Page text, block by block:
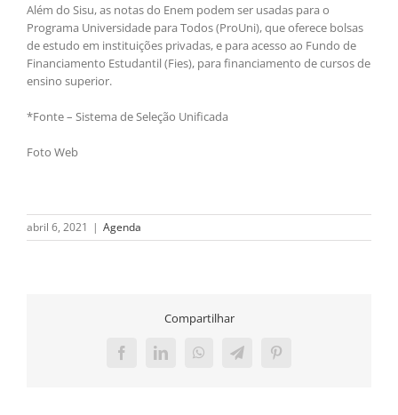
Além do Sisu, as notas do Enem podem ser usadas para o
Programa Universidade para Todos (ProUni), que oferece bolsas
de estudo em instituições privadas, e para acesso ao Fundo de
Financiamento Estudantil (Fies), para financiamento de cursos de
ensino superior.
*Fonte – Sistema de Seleção Unificada
Foto Web
abril 6, 2021 | Agenda
Compartilhar
FacebookLinkedInWhatsAppTelegramPinterest